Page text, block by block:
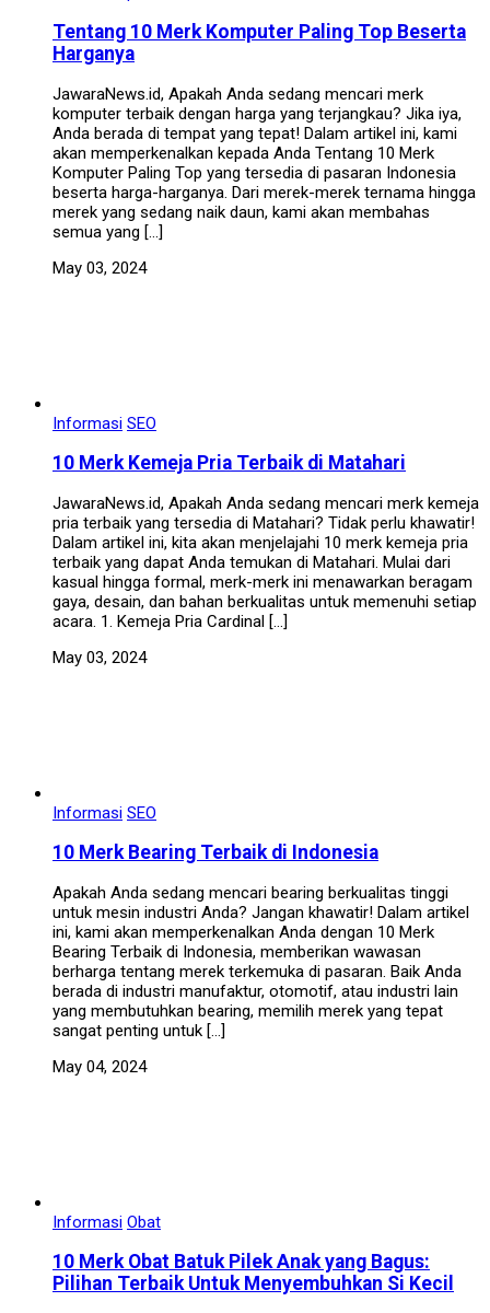
Tentang 10 Merk Komputer Paling Top Beserta
Harganya
JawaraNews.id, Apakah Anda sedang mencari merk
komputer terbaik dengan harga yang terjangkau? Jika iya,
Anda berada di tempat yang tepat! Dalam artikel ini, kami
akan memperkenalkan kepada Anda Tentang 10 Merk
Komputer Paling Top yang tersedia di pasaran Indonesia
beserta harga-harganya. Dari merek-merek ternama hingga
merek yang sedang naik daun, kami akan membahas
semua yang […]
May 03, 2024
Informasi SEO
10 Merk Kemeja Pria Terbaik di Matahari
JawaraNews.id, Apakah Anda sedang mencari merk kemeja
pria terbaik yang tersedia di Matahari? Tidak perlu khawatir!
Dalam artikel ini, kita akan menjelajahi 10 merk kemeja pria
terbaik yang dapat Anda temukan di Matahari. Mulai dari
kasual hingga formal, merk-merk ini menawarkan beragam
gaya, desain, dan bahan berkualitas untuk memenuhi setiap
acara. 1. Kemeja Pria Cardinal […]
May 03, 2024
Informasi SEO
10 Merk Bearing Terbaik di Indonesia
Apakah Anda sedang mencari bearing berkualitas tinggi
untuk mesin industri Anda? Jangan khawatir! Dalam artikel
ini, kami akan memperkenalkan Anda dengan 10 Merk
Bearing Terbaik di Indonesia, memberikan wawasan
berharga tentang merek terkemuka di pasaran. Baik Anda
berada di industri manufaktur, otomotif, atau industri lain
yang membutuhkan bearing, memilih merek yang tepat
sangat penting untuk […]
May 04, 2024
Informasi Obat
10 Merk Obat Batuk Pilek Anak yang Bagus:
Pilihan Terbaik Untuk Menyembuhkan Si Kecil